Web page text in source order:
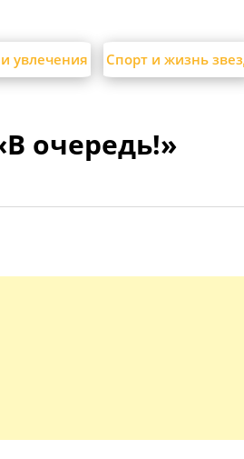
увлечения Спорт и жизнь
очередь!»